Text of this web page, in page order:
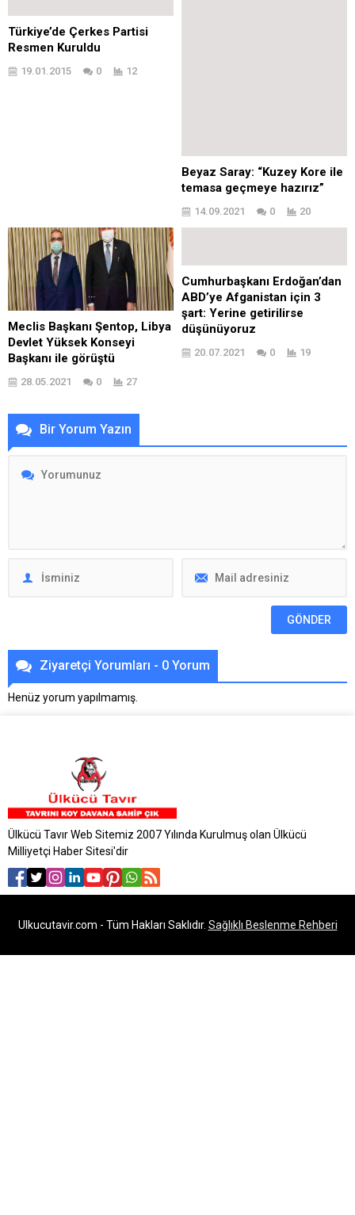
Türkiye’de Çerkes Partisi
Resmen Kuruldu
19.01.2015 0 12
Beyaz Saray: “Kuzey Kore ile
temasa geçmeye hazırız”
14.09.2021 0 20
Meclis Başkanı Şentop, Libya
Devlet Yüksek Konseyi
Başkanı ile görüştü
28.05.2021 0 27
Cumhurbaşkanı Erdoğan’dan
ABD’ye Afganistan için 3
şart: Yerine getirilirse
düşünüyoruz
20.07.2021 0 19
Bir Yorum Yazın
Ziyaretçi Yorumları - 0 Yorum
Henüz yorum yapılmamış.
Ülkücü Tavır Web Sitemiz 2007 Yılında Kurulmuş olan Ülkücü
Milliyetçi Haber Sitesi'dir
Ulkucutavir.com - Tüm Hakları Saklıdır. Sağlıklı Beslenme Rehberi